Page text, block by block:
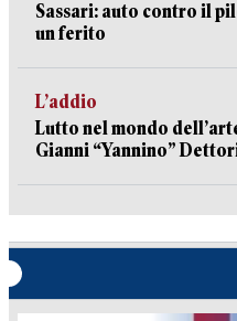
Sassari: auto contro il
un ferito
L’addio
Lutto nel mondo
Gianni “Yannino”